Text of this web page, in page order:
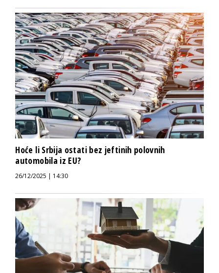
Hoće li Srbija ostati bez jeftinih polovnih
automobila iz EU?
26/12/2025 | 14:30